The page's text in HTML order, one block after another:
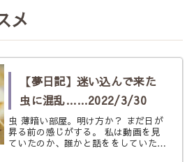
メ
【夢日記】迷い込んで来た
虫に混乱……2022/3/30
虫 薄暗い部屋。明け方か？ まだ日が
昇る前の感じがする。 私は動画を見
ていたのか、誰かと話ををしていたの